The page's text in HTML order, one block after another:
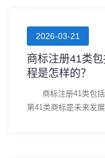
2026-03-21
商标注册41类
程是怎样的？
商标注册41类包括
第41类商标是未来发展